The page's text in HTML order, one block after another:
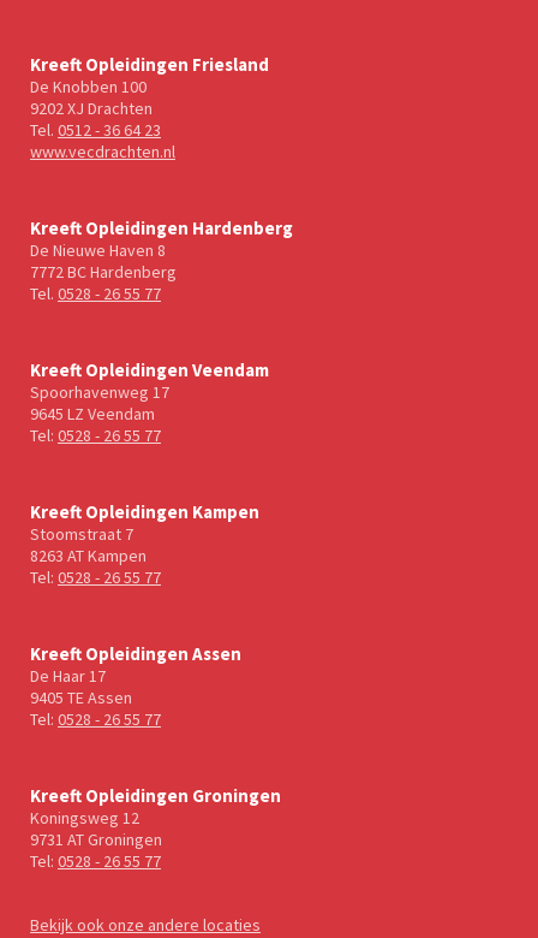
Kreeft Opleidingen Friesland
De Knobben 100
9202 XJ Drachten
Tel. 0512 - 36 64 23
www.vecdrachten.nl
Kreeft Opleidingen Hardenberg
De Nieuwe Haven 8
7772 BC Hardenberg
Tel. 0528 - 26 55 77
Kreeft Opleidingen Veendam
Spoorhavenweg 17
9645 LZ Veendam
Tel: 0528 - 26 55 77
Kreeft Opleidingen Kampen
Stoomstraat 7
8263 AT Kampen
Tel: 0528 - 26 55 77
Kreeft Opleidingen Assen
De Haar 17
9405 TE Assen
Tel: 0528 - 26 55 77
Kreeft Opleidingen Groningen
Koningsweg 12
9731 AT Groningen
Tel: 0528 - 26 55 77
Bekijk ook onze andere locaties